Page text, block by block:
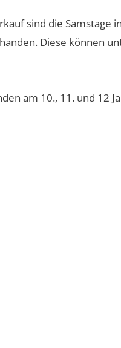
sind die Samstage
Diese können
am 10., 11. und 12